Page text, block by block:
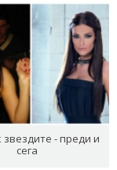
- преди и
сега